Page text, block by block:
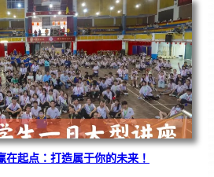
起点：打造属于你的未来！